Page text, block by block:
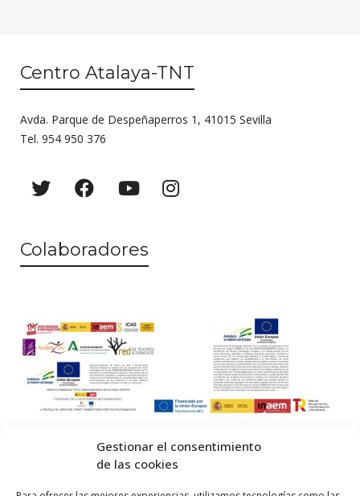
Gestionar el consentimiento
de las cookies
Centro Atalaya-TNT
Avda. Parque de Despeñaperros 1, 41015 Sevilla
Tel. 954 950 376
Colaboradores